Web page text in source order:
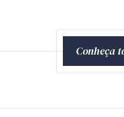
Conheça